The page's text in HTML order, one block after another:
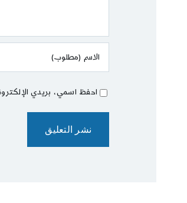
احفظ اسمي، بريدي